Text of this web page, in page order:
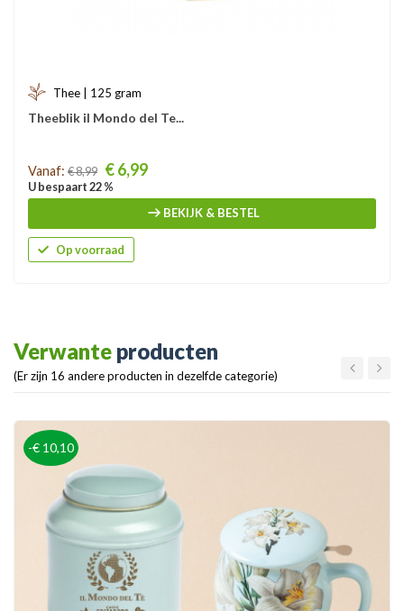
Thee | 125 gram
Theeblik il Mondo del Te...
Prijs
Vanaf: € 8,99 € 6,99
U bespaart 22 %
BEKIJK & BESTEL
Op voorraad
Verwante producten
(Er zijn 16 andere producten in dezelfde categorie)
-€ 10,10